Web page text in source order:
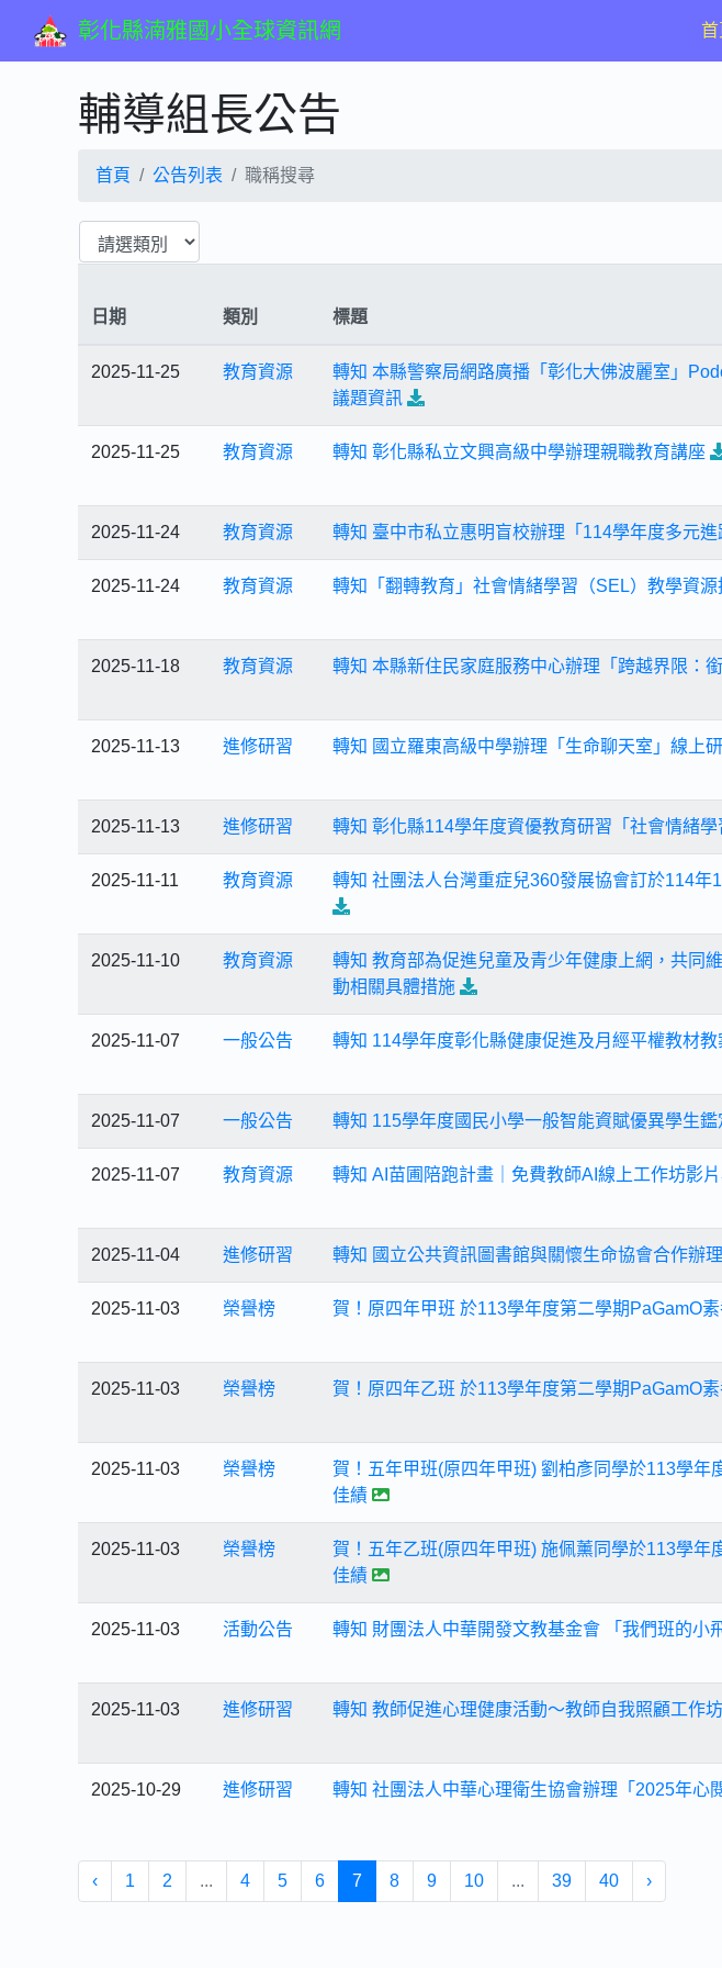
彰化縣湳雅國小全球資訊網 首
輔導組長公告
首頁 公告列表 職稱搜尋
日期 類別 標題
2025-11-25 教育資源
轉知 本縣警察局網路廣播「彰化大佛波麗室」
議題資訊
2025-11-25 教育資源 轉知 彰化縣私立文興高級中學辦理親職教育講座
2025-11-24 教育資源 轉知 臺中市私立惠明盲校辦理「114學年度多元進
2025-11-24 教育資源 轉知「翻轉教育」社會情緒學習（SEL）教學資
2025-11-18 教育資源 轉知 本縣新住民家庭服務中心辦理「跨越界限：
2025-11-13 進修研習 轉知 國立羅東高級中學辦理「生命聊天室」線上
2025-11-13 進修研習 轉知 彰化縣114學年度資優教育研習「社會情緒
2025-11-11 教育資源 轉知 社團法人台灣重症兒360發展協會訂於114年
2025-11-10 教育資源
轉知 教育部為促進兒童及青少年健康上網，共同
動相關具體措施
2025-11-07 一般公告 轉知 114學年度彰化縣健康促進及月經平權教材
2025-11-07 一般公告 轉知 115學年度國民小學一般智能資賦優異學生
2025-11-07 教育資源 轉知 AI苗圃陪跑計畫｜免費教師AI線上工作坊影
2025-11-04 進修研習 轉知 國立公共資訊圖書館與關懷生命協會合作辦
2025-11-03 榮譽榜 賀！原四年甲班 於113學年度第二學期PaGamO
2025-11-03 榮譽榜 賀！原四年乙班 於113學年度第二學期PaGamO
2025-11-03 榮譽榜
賀！五年甲班(原四年甲班) 劉柏彥同學於113學
佳績
2025-11-03 榮譽榜
賀！五年乙班(原四年甲班) 施佩薰同學於113學
佳績
2025-11-03 活動公告 轉知 財團法人中華開發文教基金會 「我們班的小
2025-11-03 進修研習 轉知 教師促進心理健康活動～教師自我照顧工作坊
2025-10-29 進修研習 轉知 社團法人中華心理衛生協會辦理「2025年心
‹ 1 2 ... 4 5 6 7 8 9 10 ... 39 40 ›